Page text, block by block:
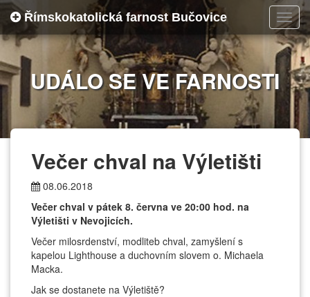
Římskokatolická farnost Bučovice
UDÁLO SE VE FARNOSTI
Večer chval na Výletišti
08.06.2018
Večer chval v pátek 8. června ve 20:00 hod. na
Výletišti v Nevojicích.
Večer milosrdenství, modliteb chval, zamyšlení s
kapelou Lighthouse a duchovním slovem o. Michaela
Macka.
Jak se dostanete na Výletiště?